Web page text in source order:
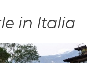
in Italia